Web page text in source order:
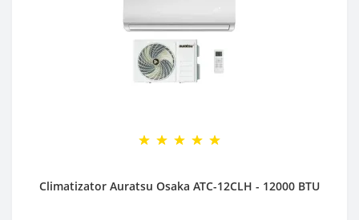
Climatizator Auratsu Osaka ATC-12CLH - 12000 BTU